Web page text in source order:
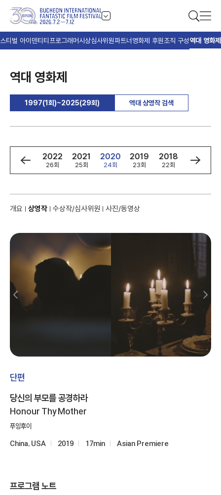
티벌 아이덴티티 프로그래머시상심사위원파트너 영화제 후원조직 구성역대 영화제
역대 영화제
1997(1회)~2025(29회) 역대 상영작 검색
2023
27회
2022
26회
2021
25회
2020
24회
2019
23회
2018
22회
2017
21회
개요 상영작 수상작/심사위원 사진/동영상
단편
당신의 부모를 공경하라
Honour Thy Mother
푸잉후이
China, USA 2019 17min Asian Premiere
프로그램 노트